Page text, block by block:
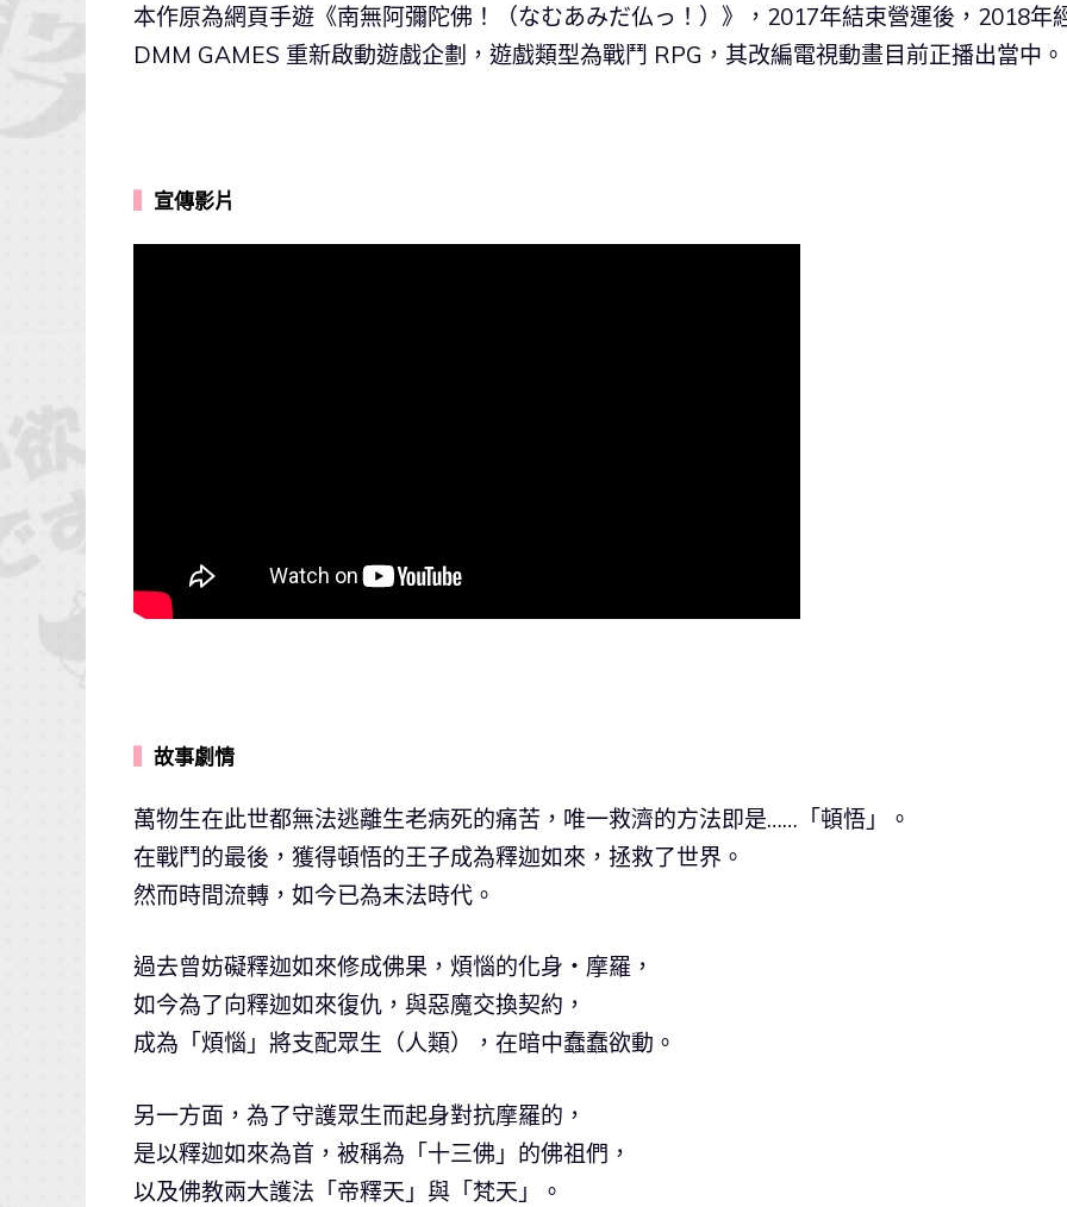
本作原為網頁手遊《南無阿彌陀佛！（なむあみだ仏っ！）》，2017年結束營運後，2018年
DMM GAMES 重新啟動遊戲企劃，遊戲類型為戰鬥 RPG，其改編電視動畫目前正播出當中。
宣傳影片
故事劇情
萬物生在此世都無法逃離生老病死的痛苦，唯一救濟的方法即是……「頓悟」。
在戰鬥的最後，獲得頓悟的王子成為釋迦如來，拯救了世界。
然而時間流轉，如今已為末法時代。
過去曾妨礙釋迦如來修成佛果，煩惱的化身・摩羅，
如今為了向釋迦如來復仇，與惡魔交換契約，
成為「煩惱」將支配眾生（人類），在暗中蠢蠢欲動。
另一方面，為了守護眾生而起身對抗摩羅的，
是以釋迦如來為首，被稱為「十三佛」的佛祖們，
以及佛教兩大護法「帝釋天」與「梵天」。